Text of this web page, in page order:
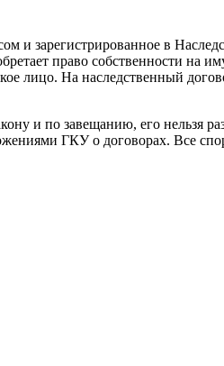
и зарегистрированное в
право собственности на
лицо. На наследственный
и по завещанию, его нельзя
ГКУ о договорах. Все